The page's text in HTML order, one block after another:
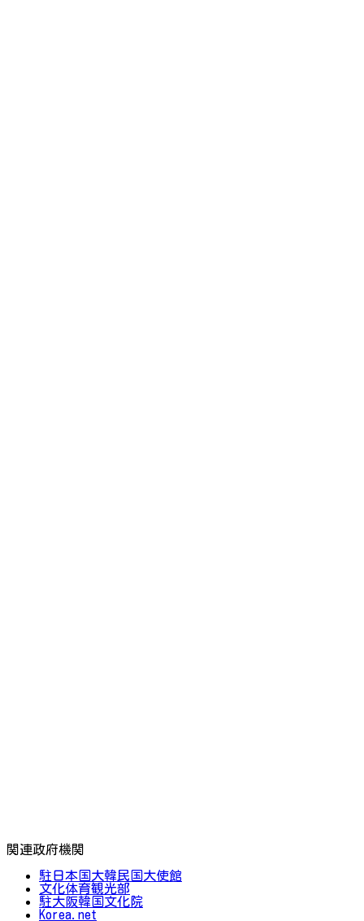
関連政府機関
駐日本国大韓民国大使館
文化体育観光部
駐大阪韓国文化院
Korea.net